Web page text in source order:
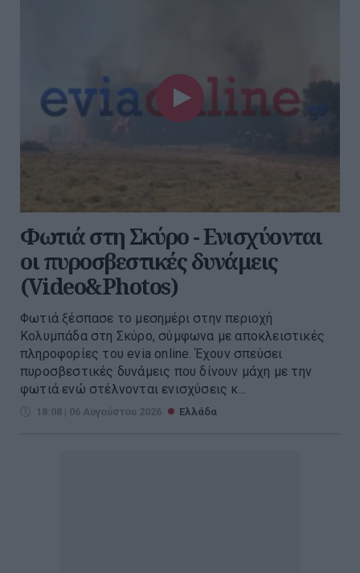
Φωτιά στη Σκύρο - Ενισχύονται
οι πυροσβεστικές δυνάμεις
(Video&Photos)
Φωτιά ξέσπασε το μεσημέρι στην περιοχή
Κολυμπάδα στη Σκύρο, σύμφωνα με αποκλειστικές
πληροφορίες του evia online. Έχουν σπεύσει
πυροσβεστικές δυνάμεις που δίνουν μάχη με την
φωτιά ενώ στέλνονται ενισχύσεις κ...
18:08 | 06 Αυγούστου 2026 Ελλάδα